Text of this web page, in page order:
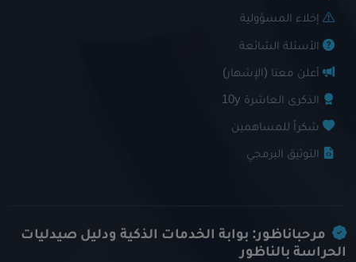
إخلاء المسؤولية
الأسئلة الشائعة
أعلن معنا (الإشهار)
الذكرى العاشرة 10y
شكراً للمساهمين
التوثيق البرمجي
مرحباناظور: بوابة الخدمات الذكية ودليل صيدليات
الحراسة بالناظور